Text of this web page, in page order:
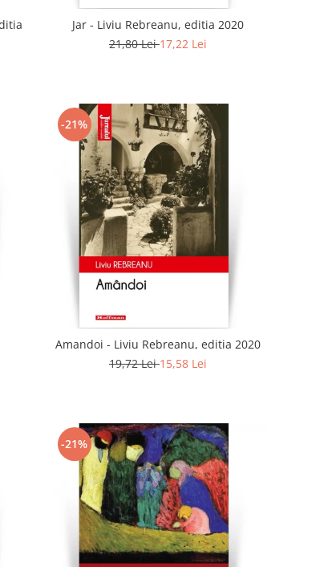
Jar - Liviu Rebreanu, editia 2020
21,80 Lei17,22 Lei
-21%
Amandoi - Liviu Rebreanu, editia 2020
19,72 Lei15,58 Lei
-21%